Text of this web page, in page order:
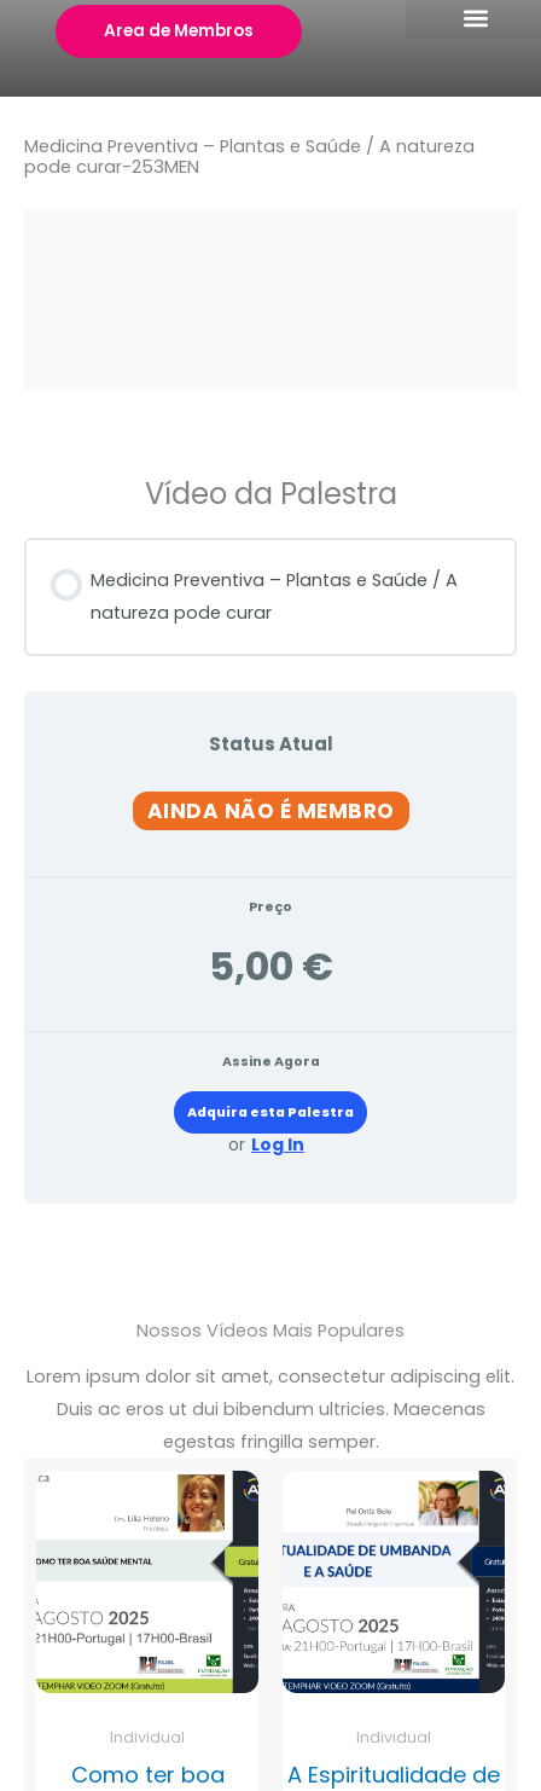
Area de Membros
Medicina Preventiva – Plantas e Saúde / A natureza
pode curar-253MEN
Vídeo da Palestra
Medicina Preventiva – Plantas e Saúde / A
natureza pode curar
Status Atual
AINDA NÃO É MEMBRO
Preço
5,00 €
Assine Agora
Adquira esta Palestra
or Log In
Nossos Vídeos Mais Populares
Lorem ipsum dolor sit amet, consectetur adipiscing elit.
Duis ac eros ut dui bibendum ultricies. Maecenas
egestas fringilla semper.
Individual
Como ter boa
Individual
A Espiritualidade de